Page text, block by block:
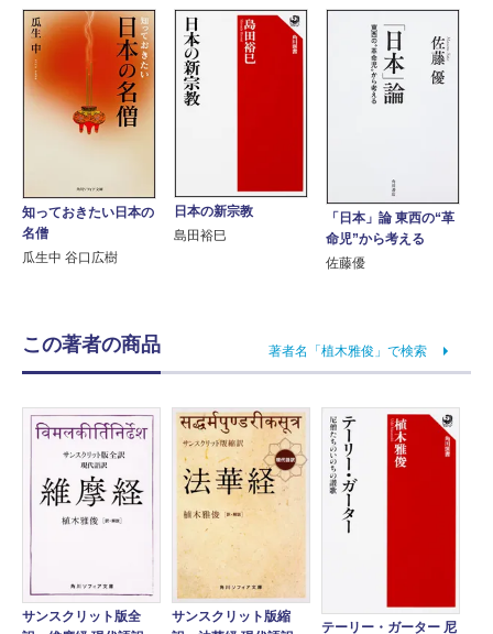
知っておきたい日本の
名僧
瓜生中 谷口広樹
日本の新宗教
島田裕巳
「日本」論 東西の“革
命児”から考える
佐藤優
この著者の商品 著者名「植木雅俊」で検索
サンスクリット版全
サンスクリット版縮
テーリー・ガーター 尼